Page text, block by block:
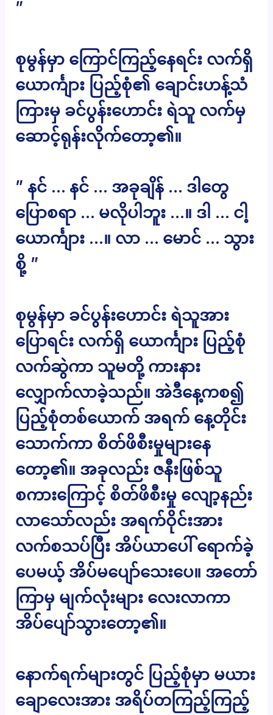
”
စုမွန်မှာ ကြောင်ကြည့်နေရင်း လက်ရှိ
ယောင်္ကျား ပြည့်စုံ၏ ချောင်းဟန့်သံ
ကြားမှ ခင်ပွန်းဟောင်း ရဲသူ လက်မှ
ဆောင့်ရုန်းလိုက်တော့၏။
” နင် … နင် … အခုချိန် … ဒါတွေ
ပြောစရာ … မလိုပါဘူး …။ ဒါ … ငါ့
ယောင်္ကျား …။ လာ … မောင် … သွား
စို့ ”
စုမွန်မှာ ခင်ပွန်းဟောင်း ရဲသူအား
ပြောရင်း လက်ရှိ ယောင်္ကျား ပြည့်စုံ
လက်ဆွဲကာ သူမတို့ ကားနား
လျှောက်လာခဲ့သည်။ အဲဒီနေ့ကစ၍
ပြည့်စုံတစ်ယောက် အရက် နေ့တိုင်း
သောက်ကာ စိတ်ဖိစီးမှုများနေ
တော့၏။ အခုလည်း ဇနီးဖြစ်သူ
စကားကြောင့် စိတ်ဖိစီးမှု လျော့နည်း
လာသော်လည်း အရက်ဝိုင်းအား
လက်စသပ်ပြီး အိပ်ယာပေါ် ရောက်ခဲ့
ပေမယ့် အိပ်မပျော်သေးပေ။ အတော်
ကြာမှ မျက်လုံးများ လေးလာကာ
အိပ်ပျော်သွားတော့၏။
နောက်ရက်များတွင် ပြည့်စုံမှာ မယား
ချောလေးအား အရိပ်တကြည့်ကြည့်